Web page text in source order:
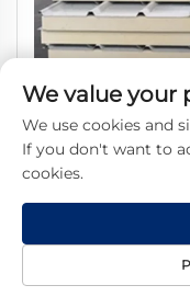
Άμεσα από
σάντουιτς, ανθεκτικές
We value your
We use cookies and
If you don't want to
cookies.